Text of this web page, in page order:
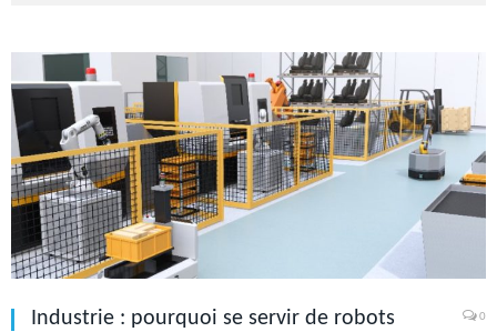
Industrie : pourquoi se servir de robots
0